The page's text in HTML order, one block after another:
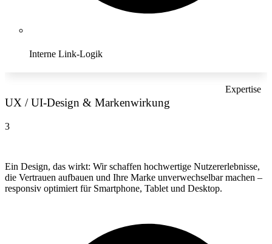
Interne Link-Logik
Expertise
UX / UI-Design & Markenwirkung
3
Ein Design, das wirkt: Wir schaffen hochwertige Nutzererlebnisse,
die Vertrauen aufbauen und Ihre Marke unverwechselbar machen –
responsiv optimiert für Smartphone, Tablet und Desktop.